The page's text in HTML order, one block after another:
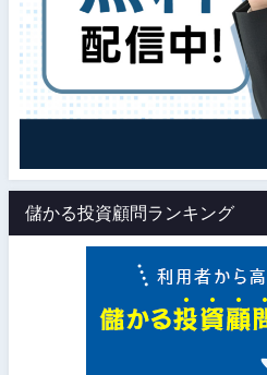
儲かる投資顧問ランキング